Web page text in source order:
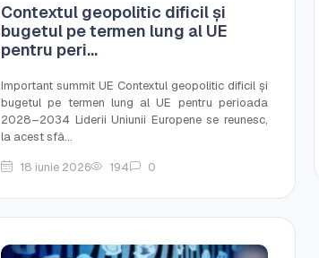
Contextul geopolitic dificil și
bugetul pe termen lung al UE
pentru peri...
Important summit UE Contextul geopolitic dificil și
bugetul pe termen lung al UE pentru perioada
2028–2034 Liderii Uniunii Europene se reunesc,
la acest sfâ...
18 iunie 2026
194 0